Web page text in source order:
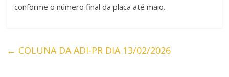
conforme o número final da placa até maio.
← COLUNA DA ADI-PR DIA 13/02/2026